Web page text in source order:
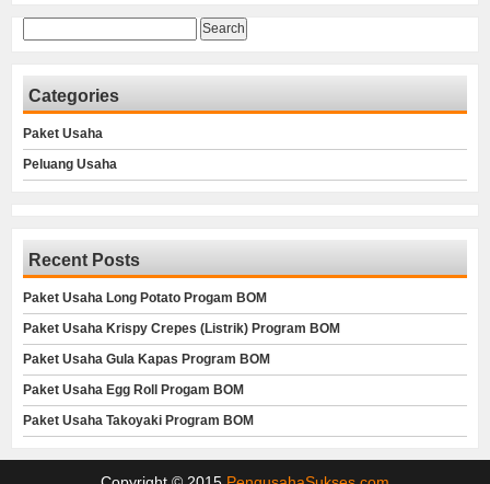
for:
Categories
Paket Usaha
Peluang Usaha
Recent Posts
Paket Usaha Long Potato Progam BOM
Paket Usaha Krispy Crepes (Listrik) Program BOM
Paket Usaha Gula Kapas Program BOM
Paket Usaha Egg Roll Progam BOM
Paket Usaha Takoyaki Program BOM